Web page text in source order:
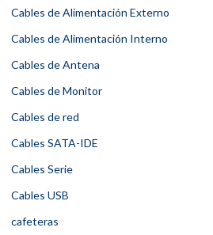
Cables de Alimentación Externo
Cables de Alimentación Interno
Cables de Antena
Cables de Monitor
Cables de red
Cables SATA-IDE
Cables Serie
Cables USB
cafeteras